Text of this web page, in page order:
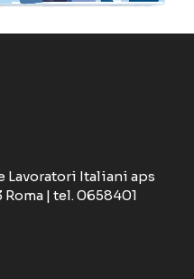
Italiani aps
Roma | tel. 0658401